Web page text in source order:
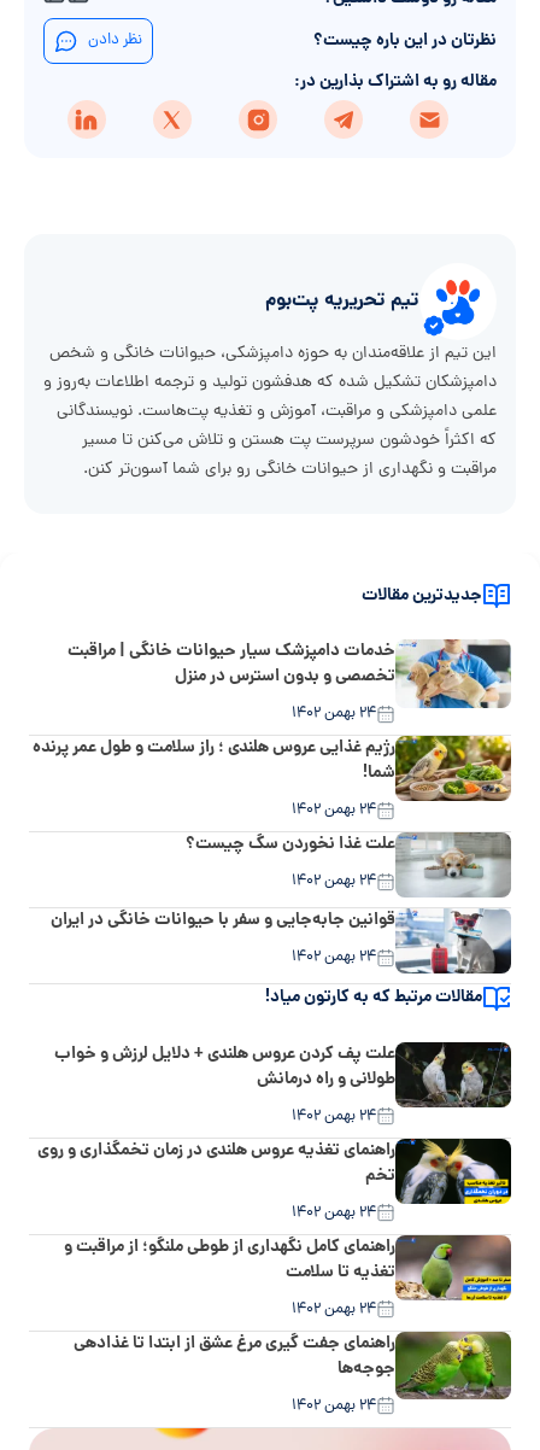
نظرتان در این باره چیست؟
نظر دادن
مقاله رو به اشتراک بذارین در:
تیم تحریریه پت‌بوم
این تیم از علاقه‌مندان به حوزه دامپزشکی، حیوانات خانگی و شخص
دامپزشکان تشکیل شده که هدفشون تولید و ترجمه اطلاعات به‌روز و
علمی دامپزشکی و مراقبت، آموزش و تغذیه پت‌هاست. نویسندگانی
که اکثراً خودشون سرپرست پت هستن و تلاش می‌کنن تا مسیر
مراقبت و نگهداری از حیوانات خانگی رو برای شما آسون‌تر کنن.
جدیدترین مقالات
خدمات دامپزشک سیار حیوانات خانگی | مراقبت
تخصصی و بدون استرس در منزل
۲۴ بهمن ۱۴۰۲
رژیم غذایی عروس هلندی ؛ راز سلامت و طول عمر پرنده
شما!
۲۴ بهمن ۱۴۰۲
علت غذا نخوردن سگ چیست؟
۲۴ بهمن ۱۴۰۲
قوانین جابه‌جایی و سفر با حیوانات خانگی در ایران
۲۴ بهمن ۱۴۰۲
مقالات مرتبط که به کارتون میاد!
علت پف کردن عروس هلندی + دلایل لرزش و خواب
طولانی و راه درمانش
۲۴ بهمن ۱۴۰۲
راهنمای تغذیه عروس هلندی در زمان تخمگذاری و روی
تخم
۲۴ بهمن ۱۴۰۲
راهنمای کامل نگهداری از طوطی ملنگو؛ از مراقبت و
تغذیه تا سلامت
۲۴ بهمن ۱۴۰۲
راهنمای جفت گیری مرغ عشق از ابتدا تا غذادهی
جوجه‌ها
۲۴ بهمن ۱۴۰۲